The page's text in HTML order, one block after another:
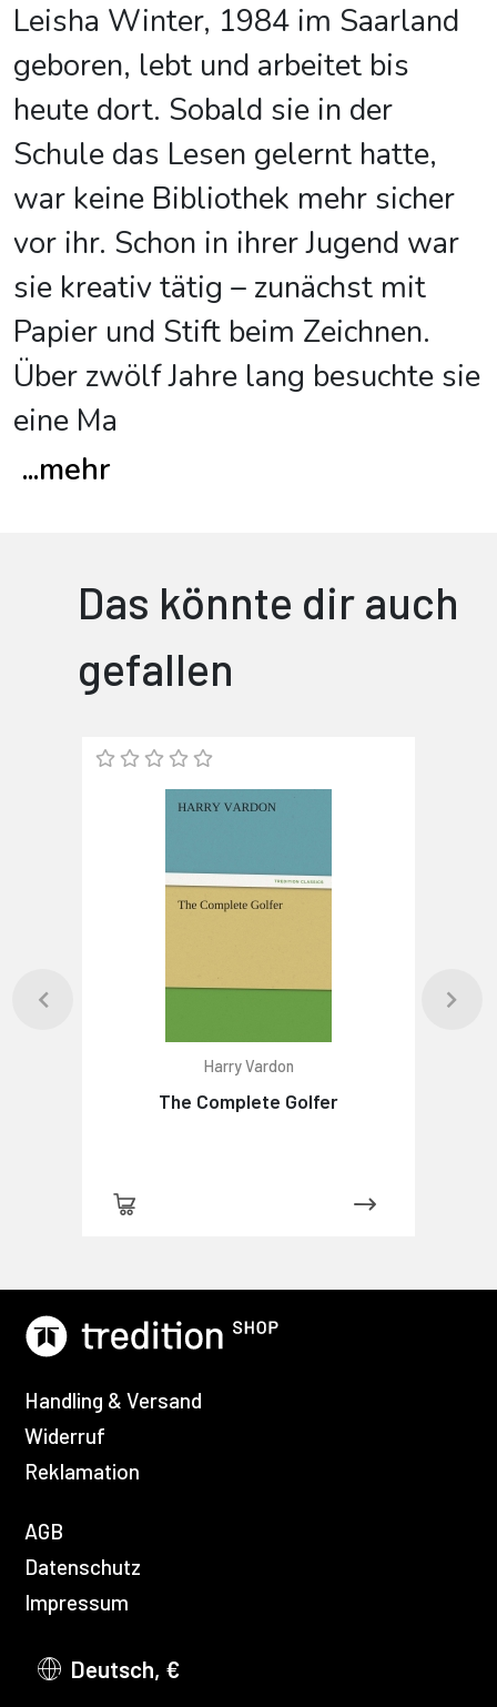
Leisha Winter, 1984 im Saarland
geboren, lebt und arbeitet bis
heute dort. Sobald sie in der
Schule das Lesen gelernt hatte,
war keine Bibliothek mehr sicher
vor ihr. Schon in ihrer Jugend war
sie kreativ tätig – zunächst mit
Papier und Stift beim Zeichnen.
Über zwölf Jahre lang besuchte sie
eine Ma
...mehr
Das könnte dir auch
gefallen
Harry Vardon
The Complete Golfer
Handling & Versand
Widerruf
Reklamation
AGB
Datenschutz
Impressum
Deutsch, €